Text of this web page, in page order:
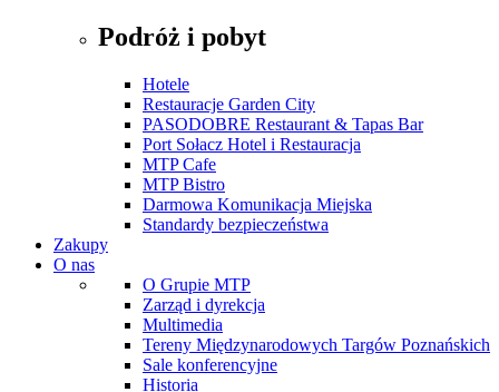
Podróż i pobyt
Hotele
Restauracje Garden City
PASODOBRE Restaurant & Tapas Bar
Port Sołacz Hotel i Restauracja
MTP Cafe
MTP Bistro
Darmowa Komunikacja Miejska
Standardy bezpieczeństwa
Zakupy
O nas
O Grupie MTP
Zarząd i dyrekcja
Multimedia
Tereny Międzynarodowych Targów Poznańskich
Sale konferencyjne
Historia